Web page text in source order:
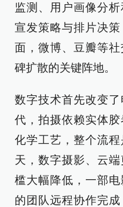
监测、用户画像分
宣发策略与排片决
面，微博、豆瓣等
碑扩散的关键阵地。
数字技术首先改变
代，拍摄依赖实体
化学工艺，整个流
天，数字摄影、云
槛大幅降低，一部
的团队远程协作完